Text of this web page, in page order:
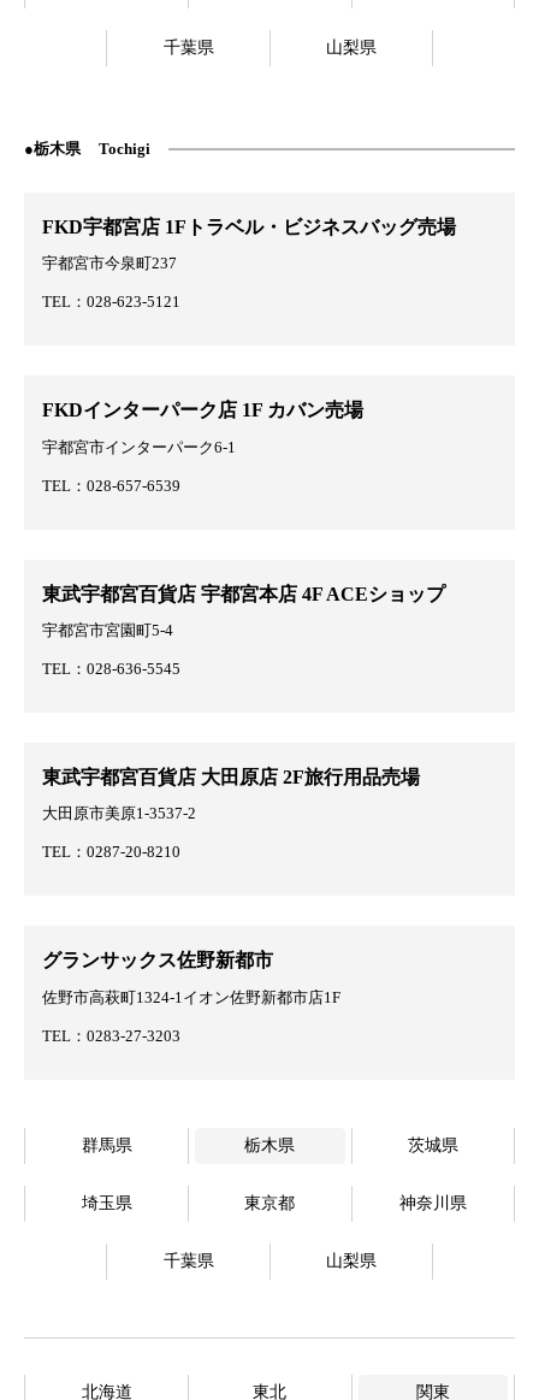
千葉県 山梨県
栃木県 Tochigi
FKD宇都宮店 1Fトラベル・ビジネスバッグ売場
宇都宮市今泉町237
TEL：028-623-5121
FKDインターパーク店 1F カバン売場
宇都宮市インターパーク6-1
TEL：028-657-6539
東武宇都宮百貨店 宇都宮本店 4F ACEショップ
宇都宮市宮園町5-4
TEL：028-636-5545
東武宇都宮百貨店 大田原店 2F旅行用品売場
大田原市美原1-3537-2
TEL：0287-20-8210
グランサックス佐野新都市
佐野市高萩町1324-1イオン佐野新都市店1F
TEL：0283-27-3203
群馬県 栃木県 茨城県
埼玉県 東京都 神奈川県
千葉県 山梨県
北海道 東北 関東